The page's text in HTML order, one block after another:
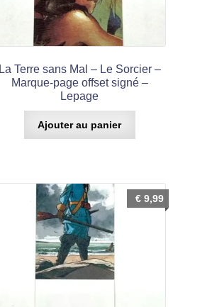
La Terre sans Mal – Le Sorcier –
Marque-page offset signé –
Lepage
Ajouter au panier
€ 9,99